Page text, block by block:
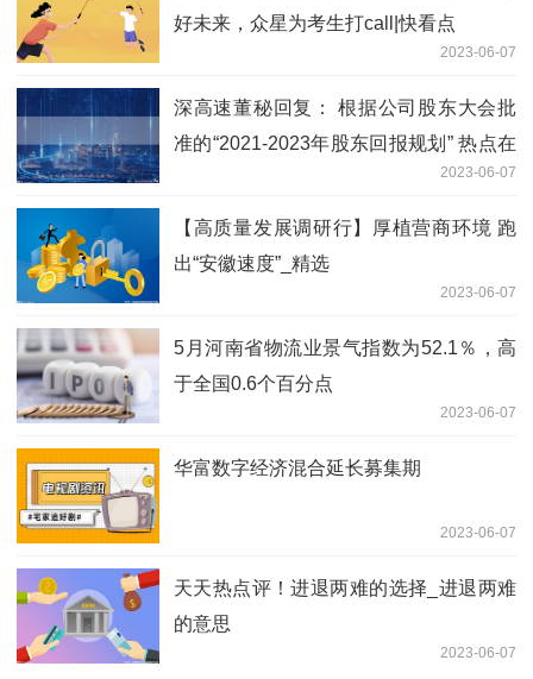
好未来，众星为考生打call|快看点
2023-06-07
深高速董秘回复： 根据公司股东大会批
准的“2021-2023年股东回报规划” 热点在
2023-06-07
【高质量发展调研行】厚植营商环境 跑
出“安徽速度”_精选
2023-06-07
5月河南省物流业景气指数为52.1％，高
于全国0.6个百分点
2023-06-07
华富数字经济混合延长募集期
2023-06-07
天天热点评！进退两难的选择_进退两难
的意思
2023-06-07